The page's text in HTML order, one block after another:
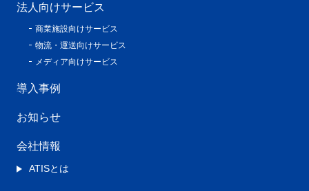
法人向けサービス
商業施設向けサービス
物流・運送向けサービス
メディア向けサービス
導入事例
お知らせ
会社情報
ATISとは